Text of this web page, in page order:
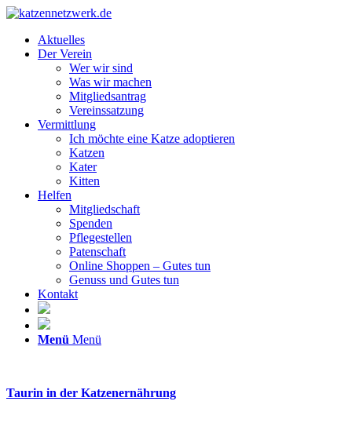
Aktuelles
Der Verein
Wer wir sind
Was wir machen
Mitgliedsantrag
Vereinssatzung
Vermittlung
Ich möchte eine Katze adoptieren
Katzen
Kater
Kitten
Helfen
Mitgliedschaft
Spenden
Pflegestellen
Patenschaft
Online Shoppen – Gutes tun
Genuss und Gutes tun
Kontakt
Menü Menü
Taurin in der Katzenernährung